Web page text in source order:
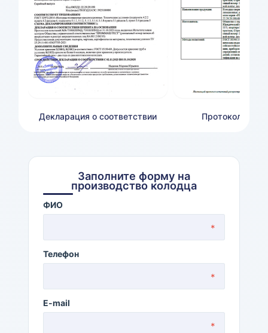
Декларация о соответствии Протокол
Заполните форму на
производство колодца
ФИО
*
Телефон
*
E-mail
*